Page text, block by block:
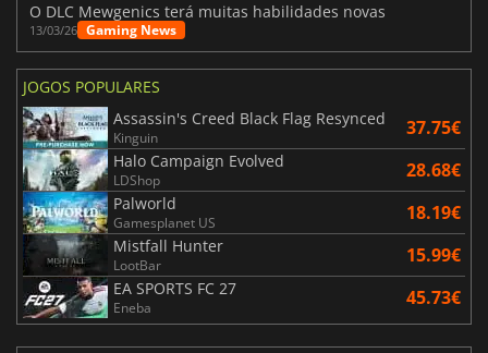
O DLC Mewgenics terá muitas habilidades novas
13/03/26 Gaming News
JOGOS POPULARES
Assassin's Creed Black Flag Resynced
Kinguin 37.75€
Halo Campaign Evolved
LDShop 28.68€
Palworld
Gamesplanet US 18.19€
Mistfall Hunter
LootBar 15.99€
EA SPORTS FC 27
Eneba 45.73€